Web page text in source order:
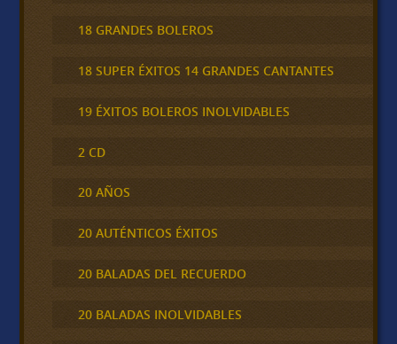
18 GRANDES BOLEROS
18 SUPER ÉXITOS 14 GRANDES CANTANTES
19 ÉXITOS BOLEROS INOLVIDABLES
2 CD
20 AÑOS
20 AUTÉNTICOS ÉXITOS
20 BALADAS DEL RECUERDO
20 BALADAS INOLVIDABLES